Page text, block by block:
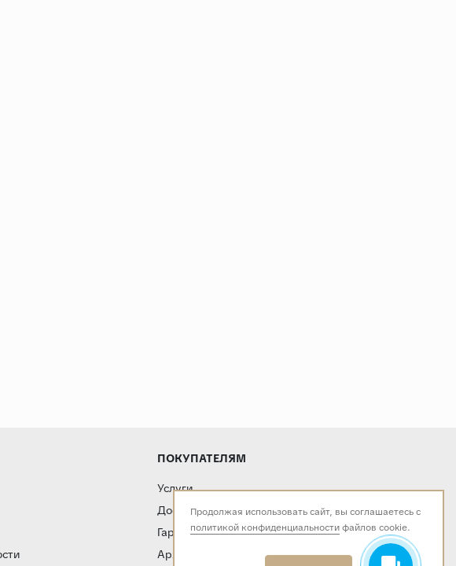
ПОКУПАТЕЛЯМ
Услуги
Доставка и оплата
Гарантия и возврат
Архитекторам и дизайнерам
Продолжая использовать сайт, вы соглашаетесь с
политикой конфиденциальностифайлов cookie.